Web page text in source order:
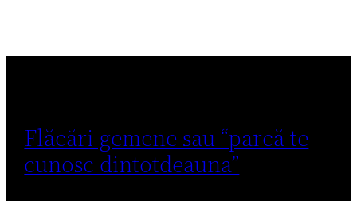
Flăcări gemene sau “parcă te
cunosc dintotdeauna”